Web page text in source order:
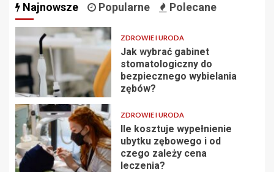
Najnowsze Popularne Polecane
ZDROWIE I URODA
Jak wybrać gabinet
stomatologiczny do
bezpiecznego wybielania
zębów?
ZDROWIE I URODA
Ile kosztuje wypełnienie
ubytku zębowego i od
czego zależy cena
leczenia?